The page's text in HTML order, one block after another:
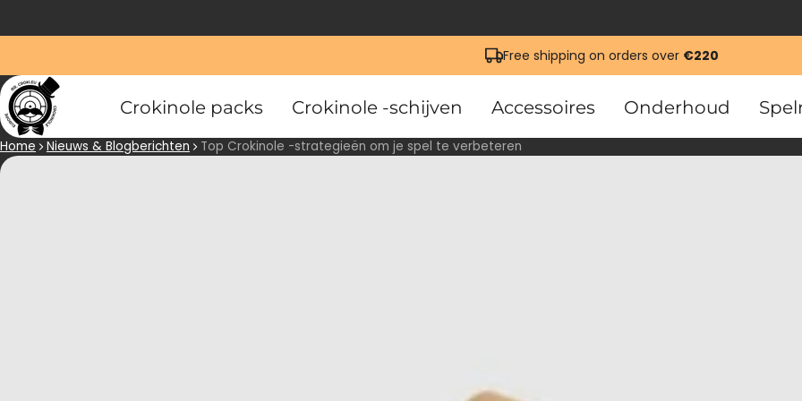
Free shipping on orders over €220
Crokinole packs Crokinole -schijven Accessoires Onderhoud
Home Nieuws & Blogberichten Top Crokinole -strategieën om je spel te verbeteren